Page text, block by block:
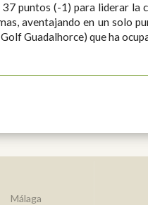
puntos (-1) para liderar la
aventajando en un solo
Guadalhorce) que ha
Málaga